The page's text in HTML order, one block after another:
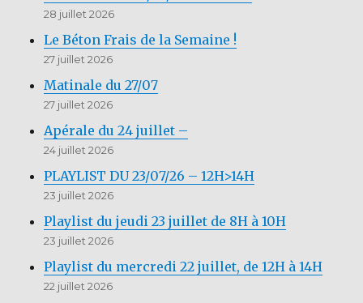
28 juillet 2026
Le Béton Frais de la Semaine !
27 juillet 2026
Matinale du 27/07
27 juillet 2026
Apérale du 24 juillet –
24 juillet 2026
PLAYLIST DU 23/07/26 – 12H>14H
23 juillet 2026
Playlist du jeudi 23 juillet de 8H à 10H
23 juillet 2026
Playlist du mercredi 22 juillet, de 12H à 14H
22 juillet 2026